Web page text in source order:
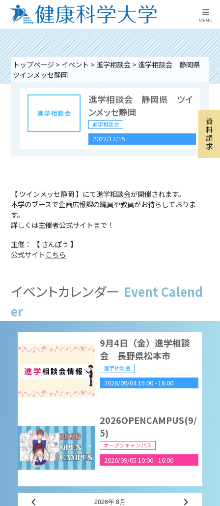
≡
MENU
資
料
請
求
トップページ> イベント > 進学相談会> 進学相談会 静岡県
ツインメッセ静岡
2022/12/15
進学相談会 静岡県 ツイ
ンメッセ静岡
進学相談会
【 ツインメッセ静岡 】にて進学相談会が開催されます。
本学のブースで企画広報課の職員や教員がお待ちしておりま
す。
詳しくは主催者公式サイトまで！
主催： 【 さんぽう 】
公式サイトこちら
イベントカレンダー Event Calend
er
9月16日（水）進学相談
会 山梨県富士吉田市
進学相談会
9月16日（水）進学相談
会 山梨県南アルプス市
進学相談会
2026/08/22 10:00
2026OPENCAMPUS(8/
22）
その他
2026/09/04 15:00-18:00
9月4日（金）進学相談
会 長野県松本市
進学相談会
2026/09/05 10:00- 16:00
2026OPENCAMPUS(9/
5)
オープンキャンパス
9月14日（月）進学相談
2026年 8月